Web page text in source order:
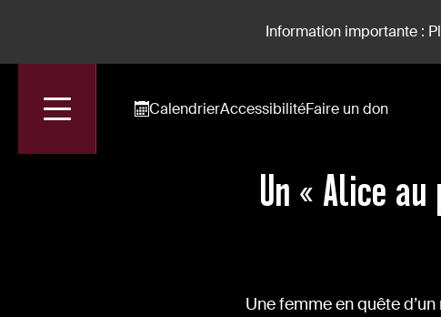
Information importante :
CalendrierAccessibilitéFaire un don
Un « Alice
Une femme en quête